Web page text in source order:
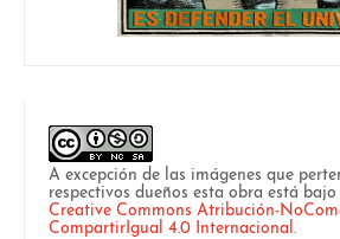
A excepción de las imágenes que
respectivos dueños esta obra está bajo
Creative Commons Atribución-
CompartirIgual 4.0 Internacional.